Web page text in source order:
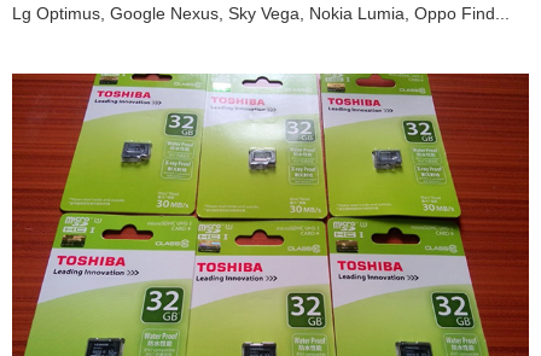
Lg Optimus, Google Nexus, Sky Vega, Nokia Lumia, Oppo Find...